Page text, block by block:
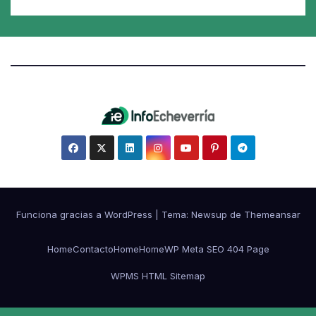
Funciona gracias a WordPress Tema: Newsup de Themeansar
HomeContactoHomeHomeWP Meta SEO 404 Page
WPMS HTML Sitemap